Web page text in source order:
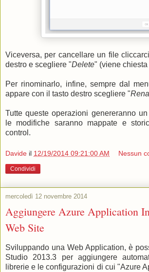
Viceversa, per cancellare un file
destro e scegliere "Delete" (viene chiesta
Per rinominarlo, infine, sempre dal
appare con il tasto destro scegliere "
Tutte queste operazioni genereranno
le modifiche saranno mappate e
control.
Davide il 12/19/2014 09:21:00 AM Nessun
Condividi
mercoledì 12 novembre 2014
Aggiungere Azure Application
Web Site
Sviluppando una Web Application, è
Studio 2013.3 per aggiungere
librerie e le configurazioni di cui "Azure